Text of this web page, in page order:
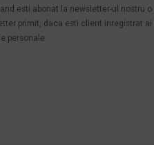
esti abonat la newsletter-ul nostru
primit, daca esti client inregistrat
personale.